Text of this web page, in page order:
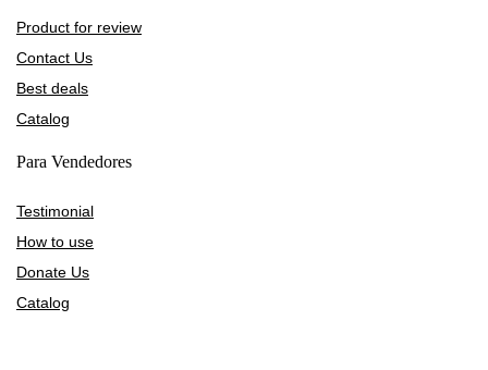
Product for review
Contact Us
Best deals
Catalog
Para Vendedores
Testimonial
How to use
Donate Us
Catalog